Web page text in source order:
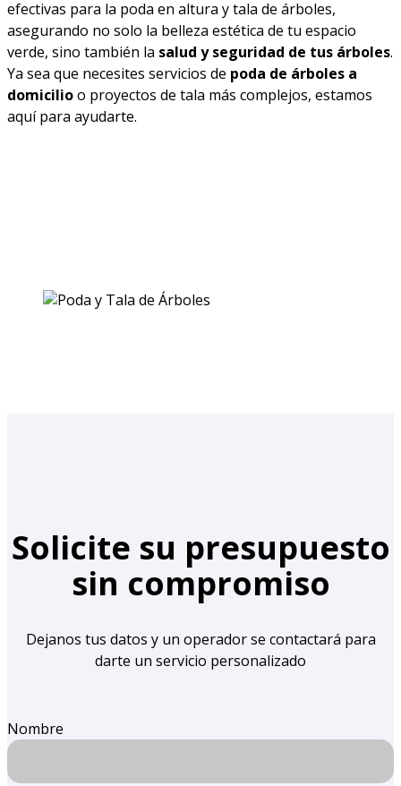
efectivas para la poda en altura y tala de árboles,
asegurando no solo la belleza estética de tu espacio
verde, sino también la salud y seguridad de tus árboles.
Ya sea que necesites servicios de poda de árboles a
domicilioo proyectos de tala más complejos, estamos
aquí para ayudarte.
Solicite su presupuesto
sin compromiso
Dejanos tus datos y un operador se contactará para
darte un servicio personalizado
Nombre